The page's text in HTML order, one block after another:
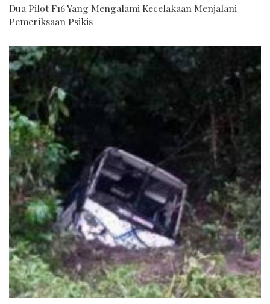
Dua Pilot F16 Yang Mengalami Kecelakaan Menjalani
Pemeriksaan Psikis